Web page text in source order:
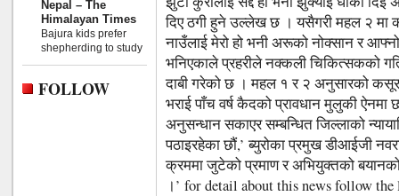
Nepal – The
Himalayan Times
Bajura kids prefer
shepherding to study
FOLLOW
दिए ठगी हुने उल्लेख छ । यसैगरी महल २ मा
नाउँलाई मेरो हो भनी अरूको नोक्सान र
भनिएकाले प्रहरीले नक्कली चिकित्सकको
दाबी गरेको छ । महल १ र २ अनुसारको कसूर
भराई पाँच वर्ष कैदको प्रावधान मुलुकी
अनुसन्धान सकाएर सम्बन्धित जिल्लाको
पठाइरहेका छौं,’ ब्युरोका प्रमुख डीआईजी
क्रममा जुटेको प्रमाण र अभियुक्तको बयानको
।’ for detail about this news follow